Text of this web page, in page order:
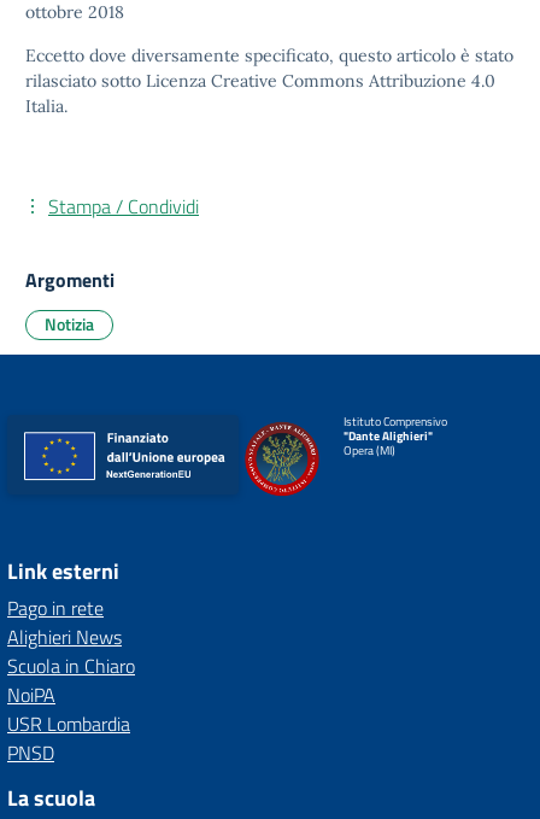
ottobre 2018
Eccetto dove diversamente specificato, questo articolo è stato
rilasciato sotto Licenza Creative Commons Attribuzione 4.0
Italia.
Stampa / Condividi
Argomenti
Notizia
Istituto Comprensivo
"Dante Alighieri"
Opera (MI)
Link esterni
Pago in rete
Alighieri News
Scuola in Chiaro
NoiPA
USR Lombardia
PNSD
La scuola